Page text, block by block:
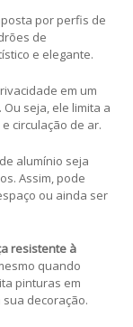
por perfis de
de
e elegante.
em um
seja, ele limita a
circulação de ar.
alumínio seja
Assim, pode
ou ainda ser
resistente à
quando
pinturas em
decoração.